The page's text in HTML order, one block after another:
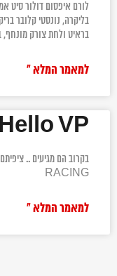
לורם איפסום דולור סיט
בליקרה, נונסטי קלובר
בראיט ולחת צורק מונחף,
למאמר המלא »
Hello VP!
RACING
למאמר המלא »